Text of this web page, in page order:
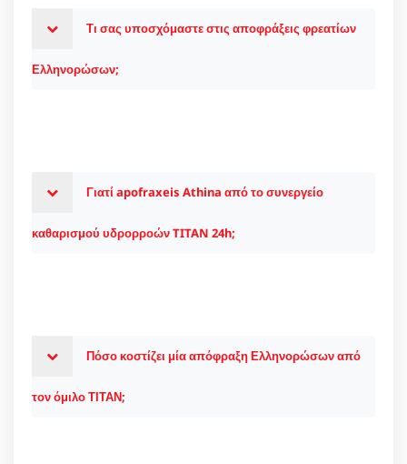
Τι σας υποσχόμαστε στις αποφράξεις φρεατίων
Ελληνορώσων;
Γιατί apofraxeis Athina από το συνεργείο
καθαρισμού υδρορροών TITAN 24h;
Πόσο κοστίζει μία απόφραξη Ελληνορώσων από
τον όμιλο ΤΙΤΑΝ;